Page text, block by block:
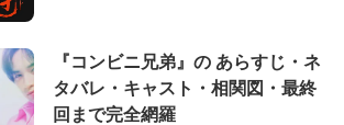
『コンビニ兄弟』の あらすじ・ネ
タバレ・キャスト・相関図・最終
回まで完全網羅